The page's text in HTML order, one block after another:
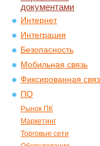
документами
Интернет
Интеграция
Безопасность
Мобильная связь
Фиксированная
ПО
Рынок ПК
Маркетинг
Торговые сети